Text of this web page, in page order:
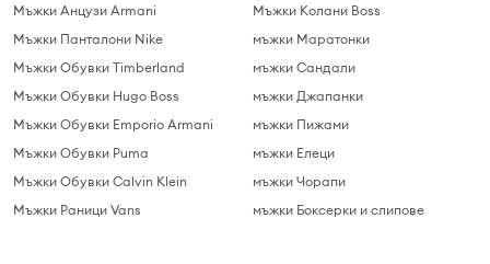
Мъжки Анцузи Armani
Мъжки Панталони Nike
Мъжки Обувки Timberland
Мъжки Обувки Hugo Boss
Мъжки Обувки Emporio Armani
Мъжки Обувки Puma
Мъжки Обувки Calvin Klein
Мъжки Раници Vans
Мъжки Колани Boss
мъжки Маратонки
мъжки Сандали
мъжки Джапанки
мъжки Пижами
мъжки Елеци
мъжки Чорапи
мъжки Боксерки и слипове